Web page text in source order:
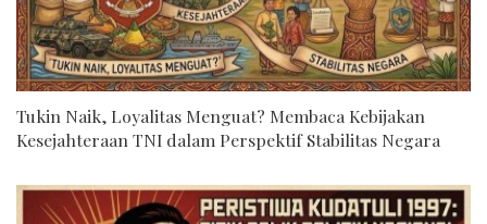
Tukin Naik, Loyalitas Menguat? Membaca Kebijakan
Kesejahteraan TNI dalam Perspektif Stabilitas Negara